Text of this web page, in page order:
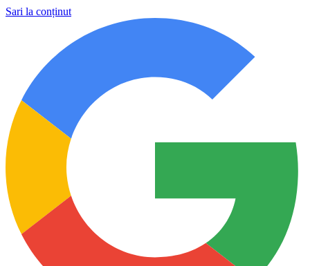
Sari la conținut